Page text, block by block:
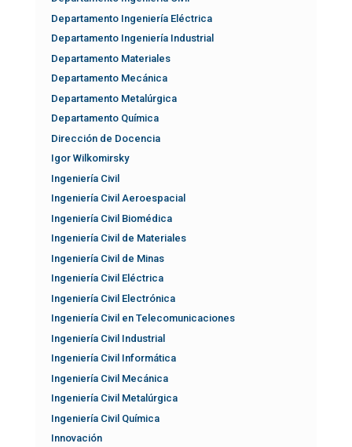
Departamento Ingeniería Eléctrica
Departamento Ingeniería Industrial
Departamento Materiales
Departamento Mecánica
Departamento Metalúrgica
Departamento Química
Dirección de Docencia
Igor Wilkomirsky
Ingeniería Civil
Ingeniería Civil Aeroespacial
Ingeniería Civil Biomédica
Ingeniería Civil de Materiales
Ingeniería Civil de Minas
Ingeniería Civil Eléctrica
Ingeniería Civil Electrónica
Ingeniería Civil en Telecomunicaciones
Ingeniería Civil Industrial
Ingeniería Civil Informática
Ingeniería Civil Mecánica
Ingeniería Civil Metalúrgica
Ingeniería Civil Química
Innovación